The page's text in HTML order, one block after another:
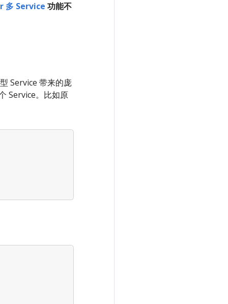
多 Service 功能不
Service 带来的庞
Service。比如原